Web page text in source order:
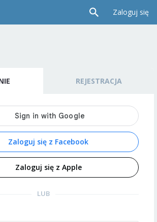
Zaloguj się
REJESTRACJA
Zaloguj się z Facebook
Zaloguj się z Apple
LUB